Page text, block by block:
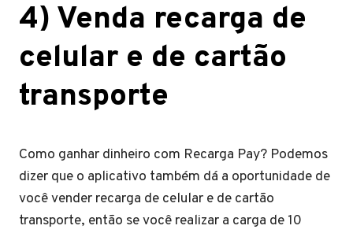
4) Venda recarga de
celular e de cartão
transporte
Como ganhar dinheiro com Recarga Pay? Podemos
dizer que o aplicativo também dá a oportunidade de
você vender recarga de celular e de cartão
transporte, então se você realizar a carga de 10